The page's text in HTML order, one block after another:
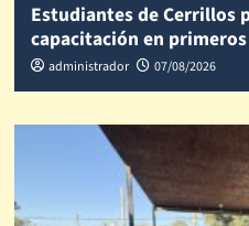
Estudiantes de Cerrillos
capacitación en
administrador 07/08/2026